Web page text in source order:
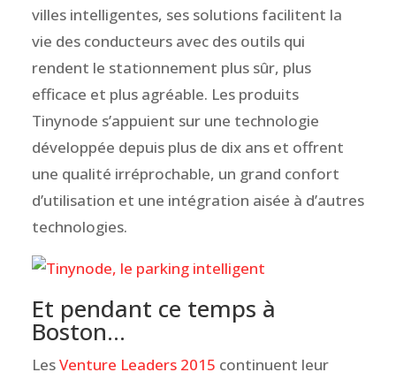
villes intelligentes, ses solutions facilitent la
vie des conducteurs avec des outils qui
rendent le stationnement plus sûr, plus
efficace et plus agréable. Les produits
Tinynode s’appuient sur une technologie
développée depuis plus de dix ans et offrent
une qualité irréprochable, un grand confort
d’utilisation et une intégration aisée à d’autres
technologies.
Et pendant ce temps à
Boston…
LesVenture Leaders 2015 continuent leur